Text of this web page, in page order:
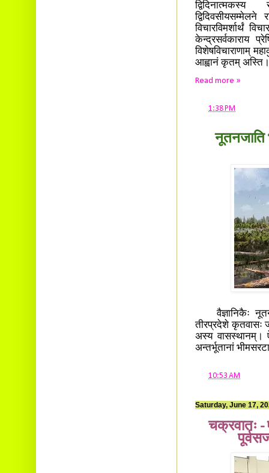
द्विदिवसीयसम्मेलने
विचारविमर्शार्थं
केन्द्रसर्वकाराय
विशेषविचाराणाम्
आह्वानं कृतम् अस्ति।
Read more »
1:38 PM
नूतनजाति
वैज्ञानिकैः
तीरप्रदेशे कृतवासः
अस्य वासस्थानम्।
अन्तर्भूतानां
10:53 AM
Saturday, June 17,
चक्रवातः -